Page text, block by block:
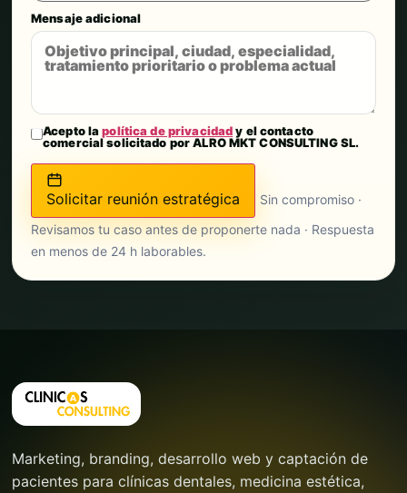
Mensaje adicional
Acepto lapolítica de privacidady el contacto
comercial solicitado por ALRO MKT CONSULTING SL.
Solicitar reunión estratégica
Sin compromiso ·
Revisamos tu caso antes de proponerte nada · Respuesta
en menos de 24 h laborables.
Marketing, branding, desarrollo web y captación de
pacientes para clínicas dentales, medicina estética,